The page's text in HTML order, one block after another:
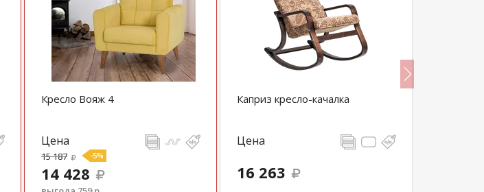
Кресло Вояж 4
Цена
15 187 -5%
14 428
Каприз кресло-качалка
Цена
16 263